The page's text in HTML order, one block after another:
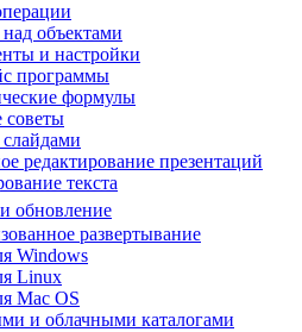
объектами
и настройки
программы
формулы
советы
слайдами
редактирование презентаций
текста
обновление
развертывание
Windows
Linux
Mac OS
и облачными каталогами